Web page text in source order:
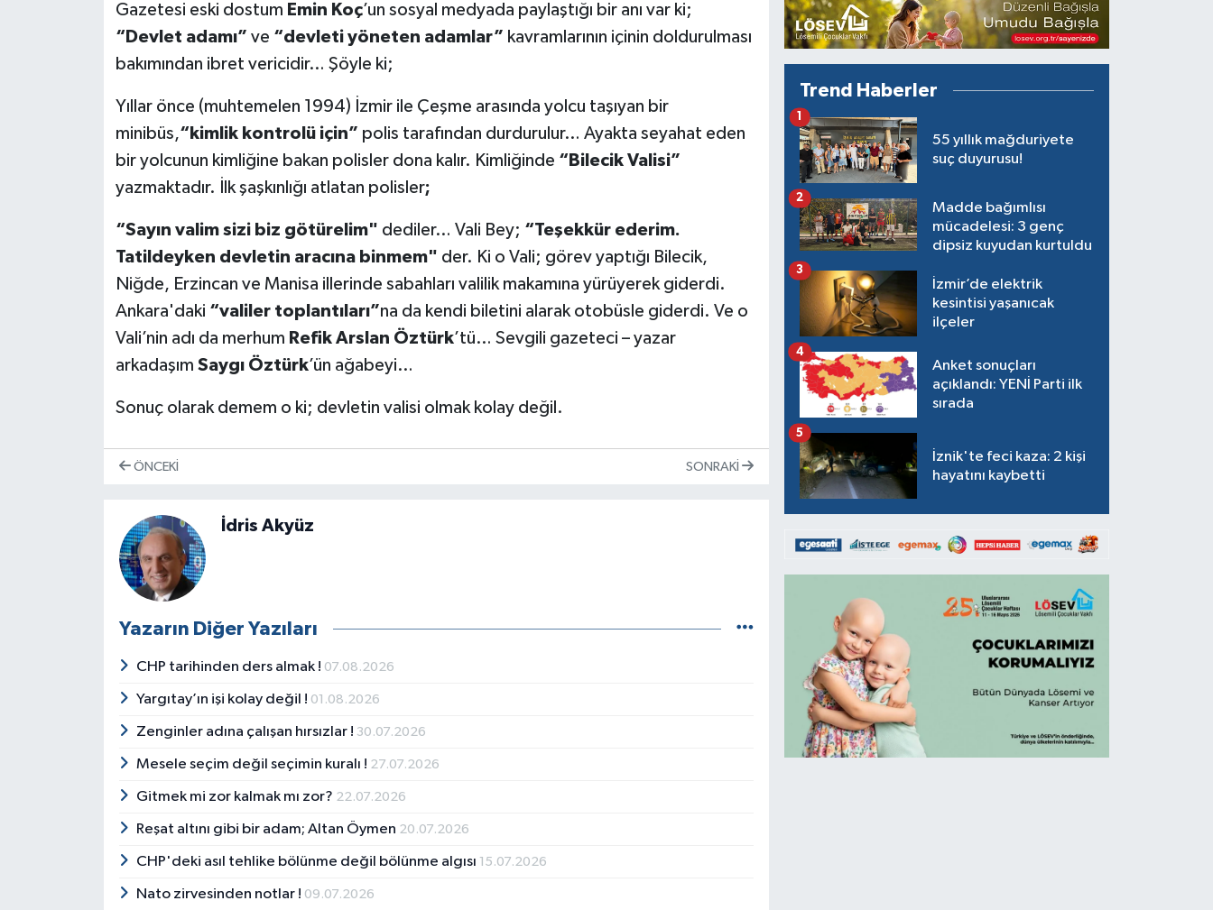
Gazetesi eski dostum Emin Koç’un sosyal medyada paylaştığı bir anı var ki;
“Devlet adamı” ve “devleti yöneten adamlar” kavramlarının içinin doldurulması
bakımından ibret vericidir… Şöyle ki;
Yıllar önce (muhtemelen 1994) İzmir ile Çeşme arasında yolcu taşıyan bir
minibüs,“kimlik kontrolü için” polis tarafından durdurulur… Ayakta seyahat eden
bir yolcunun kimliğine bakan polisler dona kalır. Kimliğinde “Bilecik Valisi”
yazmaktadır. İlk şaşkınlığı atlatan polisler;
“Sayın valim sizi biz götürelim" dediler… Vali Bey; “Teşekkür ederim.
Tatildeyken devletin aracına binmem" der. Ki o Vali; görev yaptığı Bilecik,
Niğde, Erzincan ve Manisa illerinde sabahları valilik makamına yürüyerek giderdi.
Ankara'daki “valiler toplantıları”na da kendi biletini alarak otobüsle giderdi. Ve o
Vali’nin adı da merhum Refik Arslan Öztürk’tü… Sevgili gazeteci – yazar
arkadaşım Saygı Öztürk’ün ağabeyi…
Sonuç olarak demem o ki; devletin valisi olmak kolay değil.
ÖNCEKI SONRAKI
İdris Akyüz
Yazarın Diğer Yazıları
CHP tarihinden ders almak ! 07.08.2026
Yargıtay’ın işi kolay değil ! 01.08.2026
Zenginler adına çalışan hırsızlar ! 30.07.2026
Mesele seçim değil seçimin kuralı ! 27.07.2026
Gitmek mi zor kalmak mı zor? 22.07.2026
Reşat altını gibi bir adam; Altan Öymen 20.07.2026
CHP'deki asıl tehlike bölünme değil bölünme algısı 15.07.2026
Nato zirvesinden notlar ! 09.07.2026
Trend Haberler
55 yıllık mağduriyete
suç duyurusu!
1
Madde bağımlısı
mücadelesi: 3 genç
dipsiz kuyudan kurtuldu
2
İzmir’de elektrik
kesintisi yaşanıcak
ilçeler
3
Anket sonuçları
açıklandı: YENİ Parti ilk
sırada
4
İznik'te feci kaza: 2 kişi
hayatını kaybetti
5